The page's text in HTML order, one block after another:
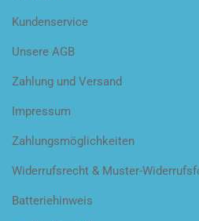
Kundenservice
Unsere AGB
Zahlung und Versand
Impressum
Zahlungsmöglichkeiten
Widerrufsrecht & Muster-
Batteriehinweis